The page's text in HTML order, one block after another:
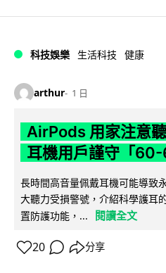
科技娛樂 生活科技 健康
arthur 1 日
AirPods 用家注意
耳機用戶謹守「
長時間高音量佩戴耳機可能導致
大聽力受損警號，介紹科學護耳
置防護功能，...
閱讀全文
20 分享